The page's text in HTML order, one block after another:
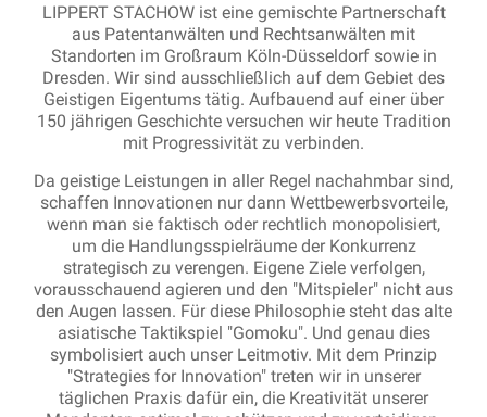
LIPPERT STACHOW ist eine gemischte Partnerschaft
aus Patentanwälten und Rechtsanwälten mit
Standorten im Großraum Köln-Düsseldorf sowie in
Dresden. Wir sind ausschließlich auf dem Gebiet des
Geistigen Eigentums tätig. Aufbauend auf einer über
150 jährigen Geschichte versuchen wir heute Tradition
mit Progressivität zu verbinden.
Da geistige Leistungen in aller Regel nachahmbar sind,
schaffen Innovationen nur dann Wettbewerbsvorteile,
wenn man sie faktisch oder rechtlich monopolisiert,
um die Handlungsspielräume der Konkurrenz
strategisch zu verengen. Eigene Ziele verfolgen,
vorausschauend agieren und den "Mitspieler" nicht aus
den Augen lassen. Für diese Philosophie steht das alte
asiatische Taktikspiel "Gomoku". Und genau dies
symbolisiert auch unser Leitmotiv. Mit dem Prinzip
"Strategies for Innovation" treten wir in unserer
täglichen Praxis dafür ein, die Kreativität unserer